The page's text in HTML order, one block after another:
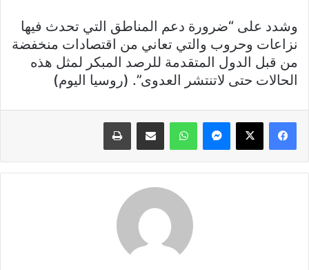
وشدد على “ضرورة دعم المناطق التي تحدث فيها
نزاعات وحروب والتي تعاني من اقتصادات منخفضة
من قبل الدول المتقدمة للرصد المبكر لمثل هذه
الحالات حتى لاتنتشر العدوى”. (روسيا اليوم)
فيسبوك X ماسنجر واتساب مشاركة عبر البريد طباعة